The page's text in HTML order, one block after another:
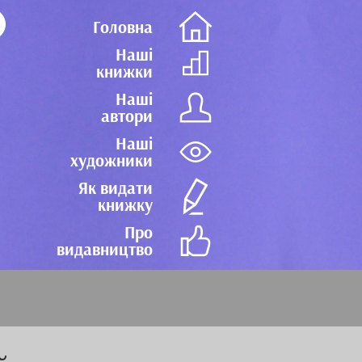
Головна
Наші
книжки
Наші
автори
Наші
художники
Як видати
книжку
Про
видавництво